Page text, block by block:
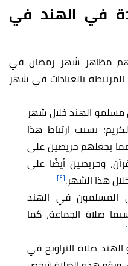
في الهند في
أهم مظاهر شهر رمضان في
المرتبطة بالعبادات في شهر
الهند خلال شهر
بسبب ارتباط هذا
مما يجعلهم حريصين على
وحريصين أيضًا على
هذا الشهر.[٤]
المسلمون في الهند
صلاة الجماعة، كما
صلاة التراويح في